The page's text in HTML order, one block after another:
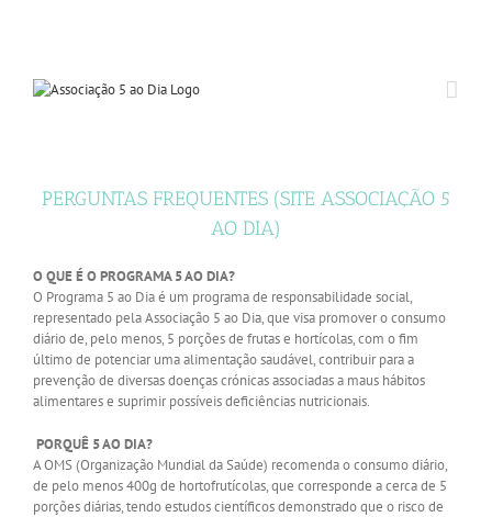
PERGUNTAS FREQUENTES (SITE ASSOCIAÇÃO 5
AO DIA)
O QUE É O PROGRAMA 5 AO DIA?
O Programa 5 ao Dia é um programa de responsabilidade social,
representado pela Associação 5 ao Dia, que visa promover o consumo
diário de, pelo menos, 5 porções de frutas e hortícolas, com o fim
último de potenciar uma alimentação saudável, contribuir para a
prevenção de diversas doenças crónicas associadas a maus hábitos
alimentares e suprimir possíveis deficiências nutricionais.
PORQUÊ 5 AO DIA?
A OMS (Organização Mundial da Saúde) recomenda o consumo diário,
de pelo menos 400g de hortofrutícolas, que corresponde a cerca de 5
porções diárias, tendo estudos científicos demonstrado que o risco de